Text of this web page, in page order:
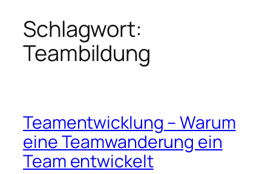
Schlagwort:
Teambildung
Teamentwicklung – Warum
eine Teamwanderung ein
Team entwickelt